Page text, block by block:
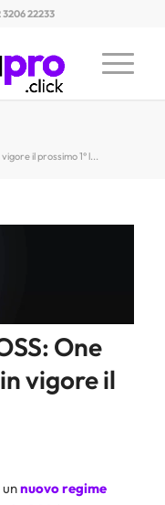
22233
il prossimo 1° l...
One
vigore il
nuovo regime